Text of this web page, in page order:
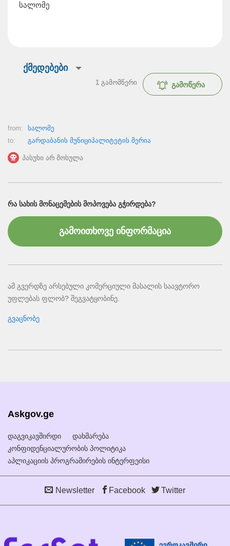
სალომე
ქმედებები
გამოწერა
1 გამომწერი
from:
სალომე
to:
გარდაბანის მუნიციპალიტეტის მერია
პასუხი არ მოსულა
ᲠᲐ ᲡᲐᲮᲘᲡ ᲛᲝᲜᲐᲪᲔᲛᲔᲑᲘᲡ ᲛᲝᲞᲝᲕᲔᲑᲐ ᲒᲭᲘᲠᲓᲔᲑᲐ?
გამოითხოვე ინფორმაცია
ამ გვერდზე არსებული კომერციული მასალის საავტორო
უფლებას ფლობ? შეგვატყობინე.
გვაცნობე
Askgov.ge
დაგვიკავშირდი
დახმარება
კონფიდენციალურობის პოლიტიკა
აპლიკაციის პროგრამირების ინტერფეისი
Newsletter Facebook Twitter